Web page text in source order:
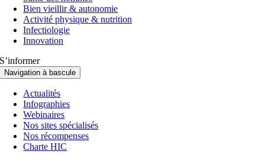
Bien vieillir & autonomie
Activité physique & nutrition
Infectiologie
Innovation
S’informer
Navigation à bascule
Actualités
Infographies
Webinaires
Nos sites spécialisés
Nos récompenses
Charte HIC